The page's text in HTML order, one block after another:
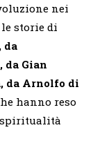
nei
le storie di
da
da Gian
da Arnolfo di
hanno reso